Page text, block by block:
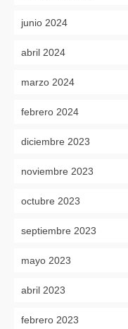
junio 2024
abril 2024
marzo 2024
febrero 2024
diciembre 2023
noviembre 2023
octubre 2023
septiembre 2023
mayo 2023
abril 2023
febrero 2023